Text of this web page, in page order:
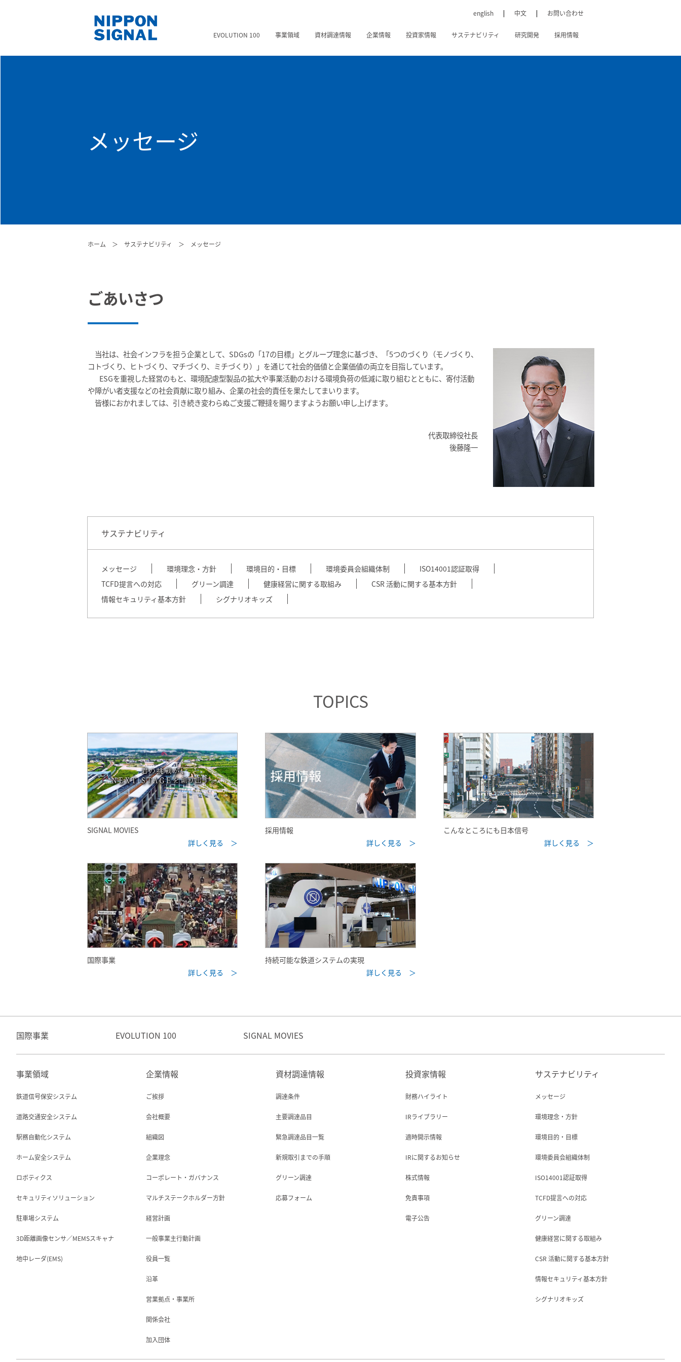
english 中文 お問い合わせ
EVOLUTION 100 事業領域 資材調達情報 企業情報 投資家情報 サステナビリティ 研究開発 採用情報
メッセージ
ホーム ＞ サステナビリティ ＞ メッセージ
ごあいさつ
当社は、社会インフラを担う企業として、SDGsの「17の目標」とグループ理念に基づき、「5つのづくり（モノづくり、
コトづくり、ヒトづくり、マチづくり、ミチづくり）」を通じて社会的価値と企業価値の両立を目指しています。
ESGを重視した経営のもと、環境配慮型製品の拡大や事業活動のおける環境負荷の低減に取り組むとともに、寄付活動
や障がい者支援などの社会貢献に取り組み、企業の社会的責任を果たしてまいります。
皆様におかれましては、引き続き変わらぬご支援ご鞭撻を賜りますようお願い申し上げます。
代表取締役社長
後藤隆一
サステナビリティ
メッセージ 環境理念・方針 環境目的・目標 環境委員会組織体制
ISO14001認証取得
TCFD提言への対応
グリーン調達 健康経営に関する取組み
CSR 活動に関する基本方針
情報セキュリティ基本方針
シグナリオキッズ
TOPICS
SIGNAL MOVIES
詳しく見る ＞
採用情報
詳しく見る ＞
こんなところにも日本信号
詳しく見る ＞
国際事業
詳しく見る ＞
持続可能な鉄道システムの実現
詳しく見る ＞
国際事業 EVOLUTION 100 SIGNAL MOVIES
事業領域
鉄道信号保安システム
道路交通安全システム
駅務自動化システム
ホーム安全システム
ロボティクス
セキュリティソリューション
駐車場システム
3D距離画像センサ／MEMSスキャナ
地中レーダ(EMS)
企業情報
ご挨拶
会社概要
組織図
企業理念
コーポレート・ガバナンス
マルチステークホルダー方針
経営計画
一般事業主行動計画
役員一覧
沿革
営業拠点・事業所
関係会社
加入団体
資材調達情報
調達条件
主要調達品目
緊急調達品目一覧
新規取引までの手順
グリーン調達
応募フォーム
投資家情報
財務ハイライト
IRライブラリー
適時開示情報
IRに関するお知らせ
株式情報
免責事項
電子公告
サステナビリティ
メッセージ
環境理念・方針
環境目的・目標
環境委員会組織体制
ISO14001認証取得
TCFD提言への対応
グリーン調達
健康経営に関する取組み
CSR 活動に関する基本方針
情報セキュリティ基本方針
シグナリオキッズ